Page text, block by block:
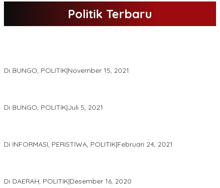
Politik Terbaru
Di BUNGO, POLITIK|November 15, 2021
Di BUNGO, POLITIK|Juli 5, 2021
Di INFORMASI, PERISTIWA, POLITIK|Februari 24, 2021
Di DAERAH, POLITIK|Desember 16, 2020